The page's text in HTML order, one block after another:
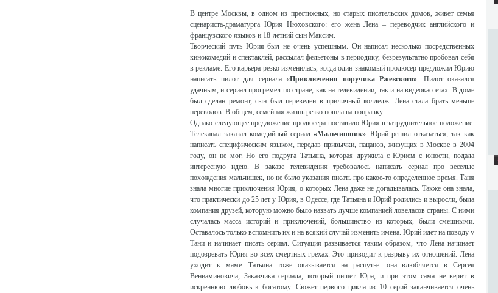
В центре Москвы, в одном из престижных, но старых писательских домов, живет семья
сценариста-драматурга Юрия Нюховского: его жена Лена – переводчик английского и
французского языков и 18-летний сын Максим.
Творческий путь Юрия был не очень успешным. Он написал несколько посредственных
кинокомедий и спектаклей, рассылал фельетоны в периодику, безрезультатно пробовал себя
в рекламе. Его карьера резко изменилась, когда один знакомый продюсер предложил Юрию
написать пилот для сериала «Приключения поручика Ржевского». Пилот оказался
удачным, и сериал прогремел по стране, как на телевидении, так и на видеокассетах. В доме
был сделан ремонт, сын был переведен в приличный колледж. Лена стала брать меньше
переводов. В общем, семейная жизнь резко пошла на поправку.
Однако следующее предложение продюсера поставило Юрия в затруднительное положение.
Телеканал заказал комедийный сериал «Мальчишник». Юрий решил отказаться, так как
написать специфическим языком, передав привычки, пацанов, живущих в Москве в 2004
году, он не мог. Но его подруга Татьяна, которая дружила с Юрием с юности, подала
интересную идею. В заказе телевидения требовалось написать сериал про веселые
похождения мальчишек, но не было указания писать про какое-то определенное время. Таня
знала многие приключения Юрия, о которых Лена даже не догадывалась. Также она знала,
что практически до 25 лет у Юрия, в Одессе, где Татьяна и Юрий родились и выросли, была
компания друзей, которую можно было назвать лучше компанией ловеласов страны. С ними
случалась масса историй и приключений, большинство из которых, были смешными.
Оставалось только вспомнить их и на всякий случай изменить имена. Юрий идет на поводу у
Тани и начинает писать сериал. Ситуация развивается таким образом, что Лена начинает
подозревать Юрия во всех смертных грехах. Это приводит к разрыву их отношений. Лена
уходит к маме. Татьяна тоже оказывается на распутье: она влюбляется в Сергея
Вениаминовича, Заказчика сериала, который пишет Юра, и при этом сама не верит в
искреннюю любовь к богатому. Сюжет первого цикла из 10 серий заканчивается очень